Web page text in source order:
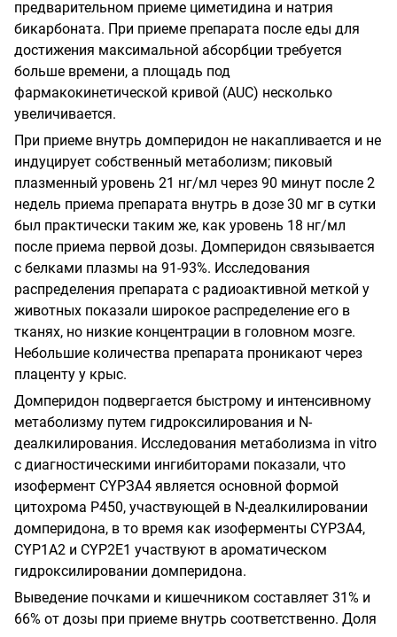
предварительном приеме циметидина и натрия
бикарбоната. При приеме препарата после еды для
достижения максимальной абсорбции требуется
больше времени, а площадь под
фармакокинетической кривой (AUC) несколько
увеличивается.
При приеме внутрь домперидон не накапливается и не
индуцирует собственный метаболизм; пиковый
плазменный уровень 21 нг/мл через 90 минут после 2
недель приема препарата внутрь в дозе 30 мг в сутки
был практически таким же, как уровень 18 нг/мл
после приема первой дозы. Домперидон связывается
с белками плазмы на 91-93%. Исследования
распределения препарата с радиоактивной меткой у
животных показали широкое распределение его в
тканях, но низкие концентрации в головном мозге.
Небольшие количества препарата проникают через
плаценту у крыс.
Домперидон подвергается быстрому и интенсивному
метаболизму путем гидроксилирования и N-
деалкилирования. Исследования метаболизма in vitro
с диагностическими ингибиторами показали, что
изофермент СYРЗА4 является основной формой
цитохрома Р450, участвующей в N-деалкилировании
домперидона, в то время как изоферменты СYРЗА4,
СYР1А2 и СYР2Е1 участвуют в ароматическом
гидроксилировании домперидона.
Выведение почками и кишечником составляет 31% и
66% от дозы при приеме внутрь соответственно. Доля